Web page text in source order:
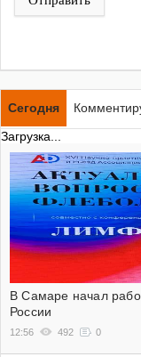
Сегодня
Загрузка...
В Самаре начал
России
12:56 492 0